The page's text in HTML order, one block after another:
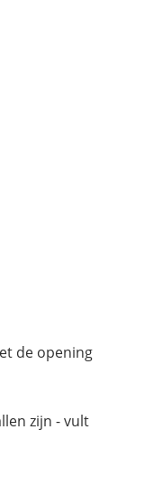
de opening
zijn - vult